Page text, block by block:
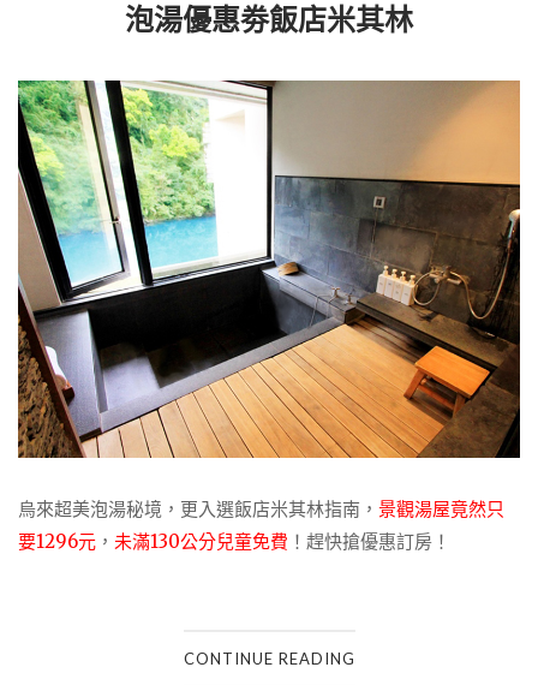
泡湯優惠劵飯店米其林
烏來超美泡湯秘境，更入選飯店米其林指南， 景觀湯屋竟然只
要1296元 ， 未滿130公分兒童免費 ！趕快搶優惠訂房！
CONTINUE READING